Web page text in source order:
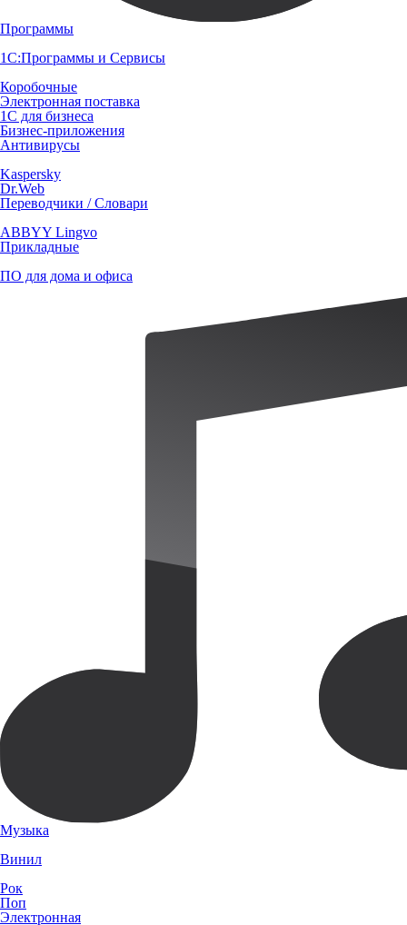
Программы
1С:Программы и Сервисы
Коробочные
Электронная поставка
1С для бизнеса
Бизнес-приложения
Антивирусы
Kaspersky
Dr.Web
Переводчики / Словари
ABBYY Lingvo
Прикладные
ПО для дома и офиса
Музыка
Винил
Рок
Поп
Электронная